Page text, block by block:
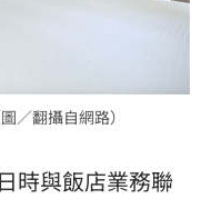
／翻攝自網路）
時與飯店業務聯